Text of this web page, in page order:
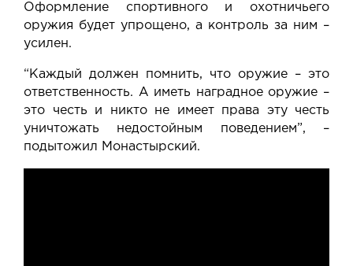
Оформление спортивного и охотничьего
оружия будет упрощено, а контроль за ним –
усилен.
“Каждый должен помнить, что оружие – это
ответственность. А иметь наградное оружие –
это честь и никто не имеет права эту честь
уничтожать недостойным поведением”, –
подытожил Монастырский.